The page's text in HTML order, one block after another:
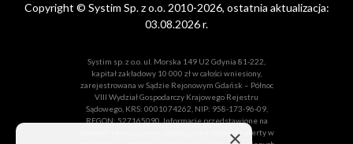
Copyright © Systim Sp. z o.o. 2010-2026, ostatnia aktualizacja:
03.08.2026 r.
Systim sp. z o.o. ul. Morska 149 U2 Gdynia 81-222,
kapitał zakładowy 10 000 zł w całości wniesiony,
zarejestrowana w Sądzie Rejonowym Gdańsk – Północ
VIII Wydział Gospodarczy Krajowego Rejestru
Sądowego, KRS: 0001074262, NIP: 958-173-96-09,
REGON: 527165090. Informacje przedstawione na
stronach serwisu www.systim.pl nie stanowią oferty w
×